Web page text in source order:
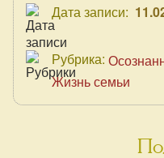
Дата записи:
Рубрика:
Жизнь семьи